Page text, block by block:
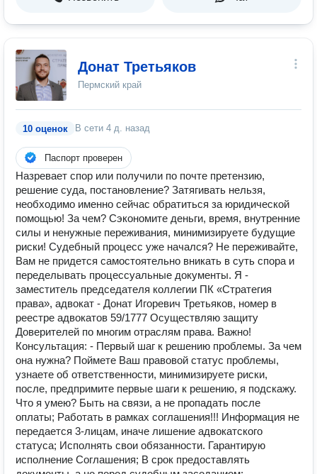
Донат Третьяков
Пермский край
10 оценок В сети 4 д. назад
Паспорт проверен
Назревает спор или получили по почте претензию,
решение суда, постановление? Затягивать нельзя,
необходимо именно сейчас обратиться за юридической
помощью! За чем? Сэкономите деньги, время, внутренние
силы и ненужные переживания, минимизируете будущие
риски! Судебный процесс уже начался? Не переживайте,
Вам не придется самостоятельно вникать в суть спора и
переделывать процессуальные документы. Я -
заместитель председателя коллегии ПК «Стратегия
права», адвокат - Донат Игоревич Третьяков, номер в
реестре адвокатов 59/1777 Осуществляю защиту
Доверителей по многим отраслям права. Важно!
Консультация: - Первый шаг к решению проблемы. За чем
она нужна? Поймете Ваш правовой статус проблемы,
узнаете об ответственности, минимизируете риски,
после, предпримите первые шаги к решению, я подскажу.
Что я умею? Быть на связи, а не пропадать после
оплаты; Работать в рамках соглашения!!! Информация не
передается 3-лицам, иначе лишение адвокатского
статуса; Исполнять свои обязанности. Гарантирую
исполнение Соглашения; В срок предоставлять